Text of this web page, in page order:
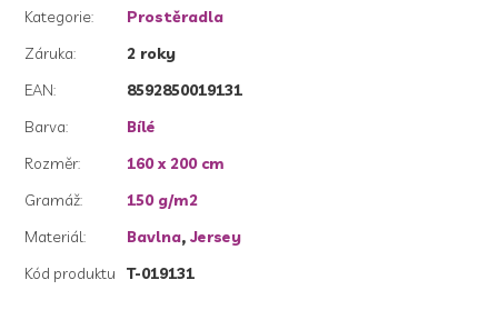
Kategorie:
Prostěradla
Záruka:
2 roky
EAN:
8592850019131
Barva:
Bílé
Rozměr:
160 x 200 cm
Gramáž:
150 g/m2
Materiál: Bavlna, Jersey
Kód produktu
T-019131